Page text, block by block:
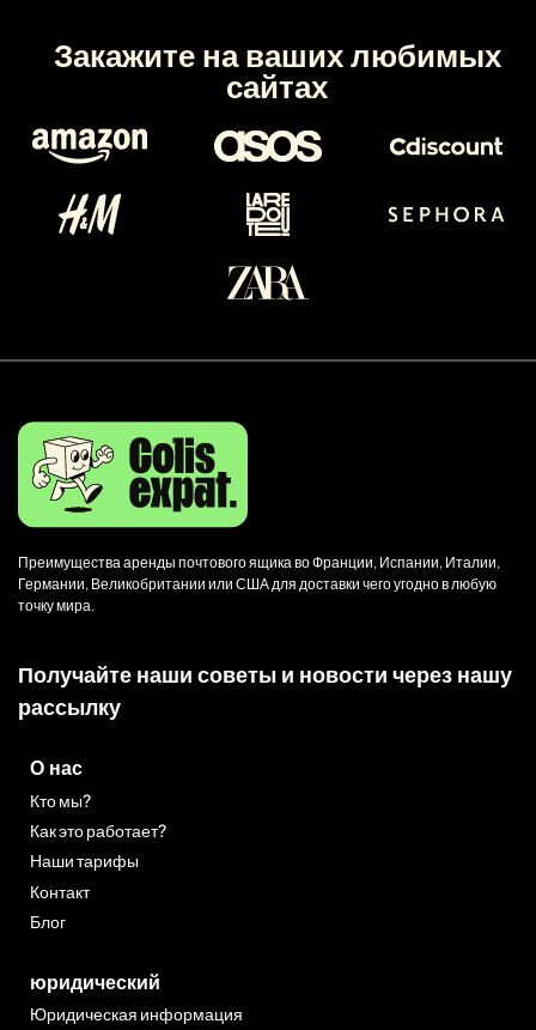
Закажите на ваших любимых
сайтах
Преимущества аренды почтового ящика во Франции, Испании, Италии,
Германии, Великобритании или США для доставки чего угодно в любую
точку мира.
Получайте наши советы и новости через нашу
рассылку
О нас
Кто мы?
Как это работает?
Наши тарифы
Контакт
Блог
юридический
Юридическая информация